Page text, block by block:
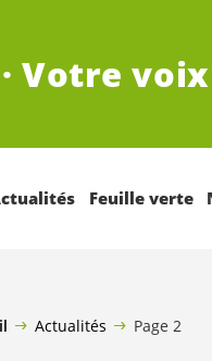
Votre voix
Feuille verte
Actualités Page 2